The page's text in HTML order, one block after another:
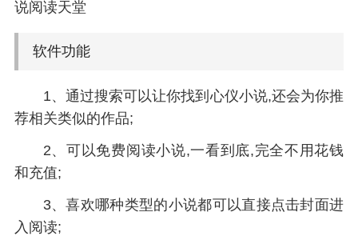
说阅读天堂
软件功能
1、通过搜索可以让你找到心仪小说,还会为你推
荐相关类似的作品;
2、可以免费阅读小说,一看到底,完全不用花钱
和充值;
3、喜欢哪种类型的小说都可以直接点击封面进
入阅读;